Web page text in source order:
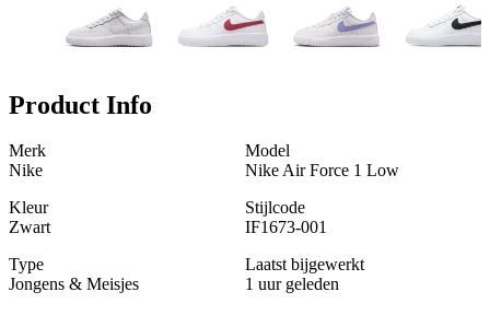
Product Info
Merk
Nike
Model
Nike Air Force 1 Low
Kleur
Zwart
Stijlcode
IF1673-001
Type
Jongens & Meisjes
Laatst bijgewerkt
1 uur geleden